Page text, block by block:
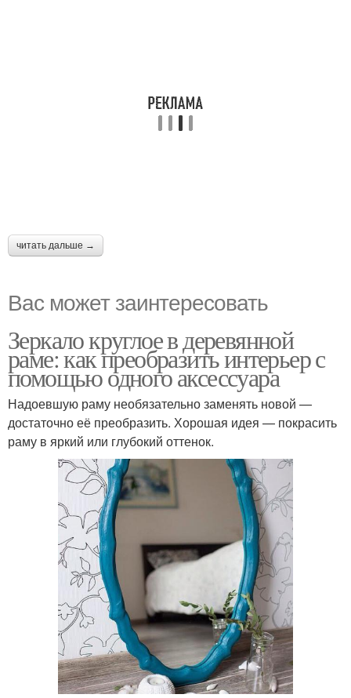
читать дальше →
Вас может заинтересовать
Зеркало круглое в деревянной
раме: как преобразить интерьер с
помощью одного аксессуара
Надоевшую раму необязательно заменять новой —
достаточно её преобразить. Хорошая идея — покрасить
раму в яркий или глубокий оттенок.